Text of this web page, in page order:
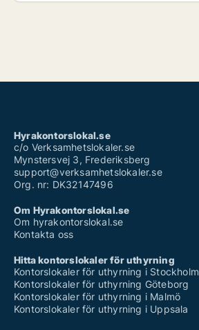
Hyrakontorslokal.se
c/o Verksamhetslokaler.se
Mynstersvej 3, Frederiksberg
support@verksamhetslokaler.se
Org. nr: DK32147496
Om Hyrakontorslokal.se
Om hyrakontorslokal.se
Kontakta oss
Hitta kontorslokaler för uthyrning
Kontorslokaler för uthyrning i Stockholm
Kontorslokaler för uthyrning Göteborg
Kontorslokaler för uthyrning i Malmö
Kontorslokaler för uthyrning i Uppsala